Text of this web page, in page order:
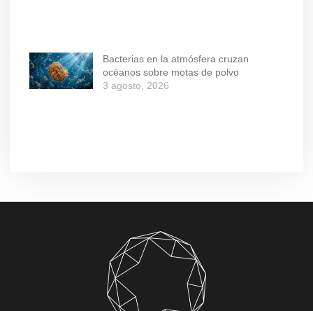
Bacterias en la atmósfera cruzan
océanos sobre motas de polvo
3 agosto, 2026